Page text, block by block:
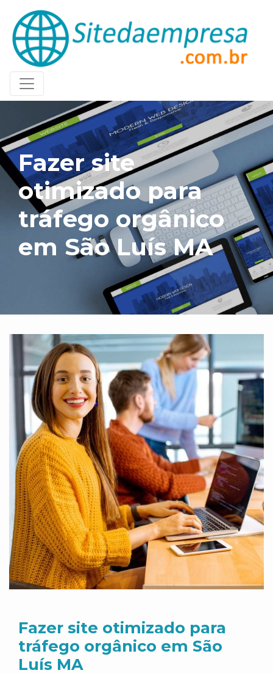
Fazer site
otimizado para
tráfego orgânico
em São Luís MA
Fazer site otimizado para
tráfego orgânico em São
Luís MA